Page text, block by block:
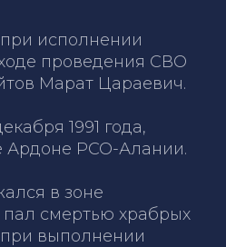
исполнении
проведения СВО
Марат Цараевич.
1991 года,
Ардоне РСО-Алании.
в зоне
смертью храбрых
выполнении